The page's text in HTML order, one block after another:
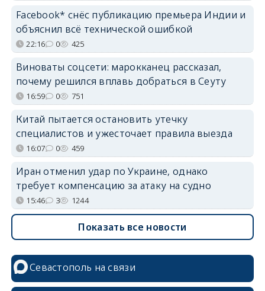
Facebook* снёс публикацию премьера Индии и
объяснил всё технической ошибкой
22:16 0 425
Виноваты соцсети: марокканец рассказал,
почему решился вплавь добраться в Сеуту
16:59 0 751
Китай пытается остановить утечку
специалистов и ужесточает правила выезда
16:07 0 459
Иран отменил удар по Украине, однако
требует компенсацию за атаку на судно
15:46 3 1244
Показать все новости
Севастополь на связи